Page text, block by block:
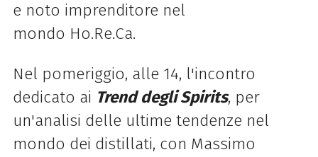
e noto imprenditore nel
mondo Ho.Re.Ca.
Nel pomeriggio, alle 14, l'incontro
dedicato ai Trend degli Spirits, per
un'analisi delle ultime tendenze nel
mondo dei distillati, con Massimo